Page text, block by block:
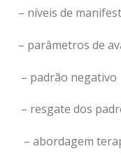
– níveis de
– parâmetros de
– padrão negativo
– resgate dos
– abordagem